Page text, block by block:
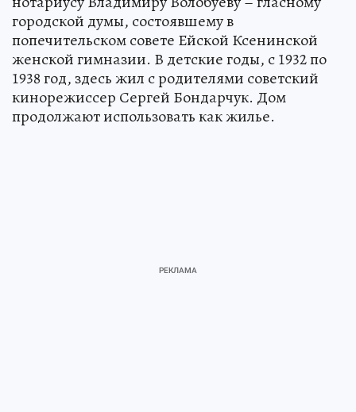
городской думы, состоявшему в
попечительском совете Ейской Ксенинской
женской гимназии. В детские годы, с 1932 по
1938 год, здесь жил с родителями советский
кинорежиссер Сергей Бондарчук. Дом
продолжают использовать как жилье.